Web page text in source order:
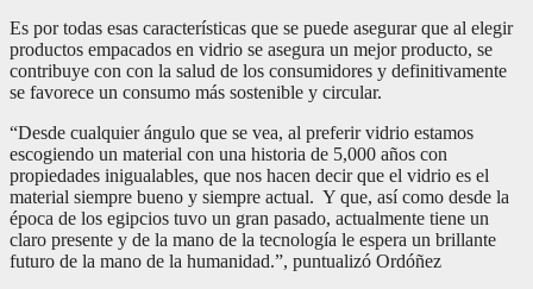
Es por todas esas características que se puede asegurar que al elegir
productos empacados en vidrio se asegura un mejor producto, se
contribuye con con la salud de los consumidores y definitivamente
se favorece un consumo más sostenible y circular.
“Desde cualquier ángulo que se vea, al preferir vidrio estamos
escogiendo un material con una historia de 5,000 años con
propiedades inigualables, que nos hacen decir que el vidrio es el
material siempre bueno y siempre actual. Y que, así como desde la
época de los egipcios tuvo un gran pasado, actualmente tiene un
claro presente y de la mano de la tecnología le espera un brillante
futuro de la mano de la humanidad.”, puntualizó Ordóñez